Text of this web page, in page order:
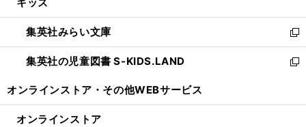
開
く
ウ
で
開
く
ン
ド
ウ
で
ウ
ィ
ン
ド
開
集英社みらい文庫
新
し
い
ン
集英社の児童図書 S-KIDS.LAND
新
ウ
オンラインストア・ その他WEBサービス
オンラインストア